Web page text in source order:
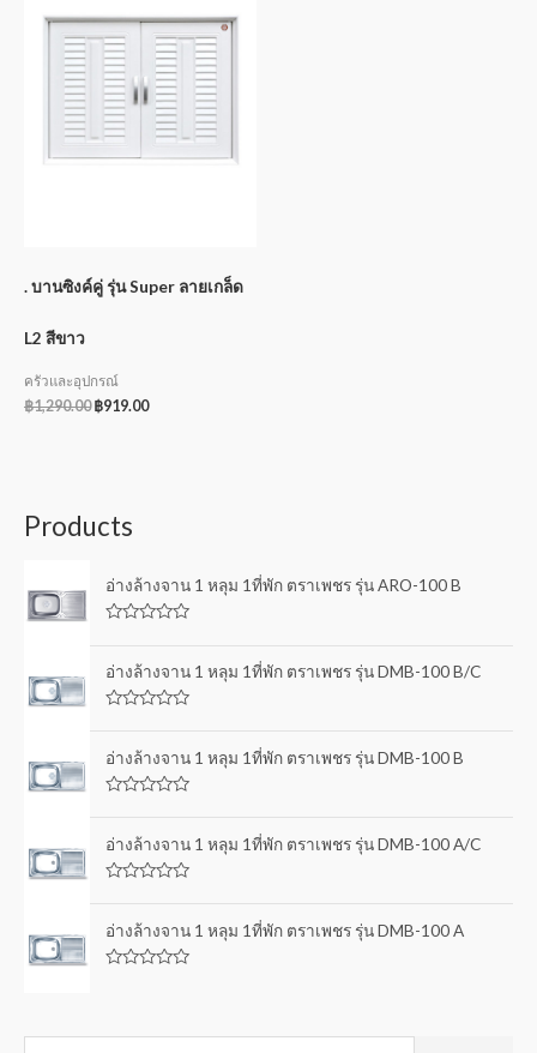
. บานซิงค์คู่ รุ่น Super ลายเกล็ด
L2 สีขาว
ครัวและอุปกรณ์
฿1,290.00 ฿919.00
Products
อ่างล้างจาน 1 หลุม 1ที่พัก ตราเพชร รุ่น ARO-100 B
t
e
d
t
o
f
อ่างล้างจาน 1 หลุม 1ที่พัก ตราเพชร รุ่น DMB-100 B/C
t
e
d
t
o
f
อ่างล้างจาน 1 หลุม 1ที่พัก ตราเพชร รุ่น DMB-100 B
t
e
d
t
o
f
อ่างล้างจาน 1 หลุม 1ที่พัก ตราเพชร รุ่น DMB-100 A/C
t
e
d
o
อ่างล้างจาน 1 หลุม 1ที่พัก ตราเพชร รุ่น DMB-100 A
d